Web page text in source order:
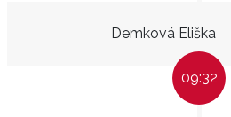
Demková Eliška
09:32